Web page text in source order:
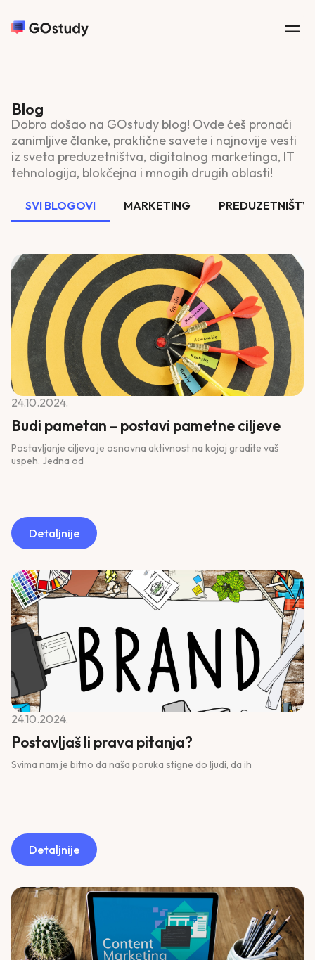
Blog
Dobro došao na GOstudy blog! Ovde ćeš pronaći
zanimljive članke, praktične savete i najnovije vesti
iz sveta preduzetništva, digitalnog marketinga, IT
tehnologija, blokčejna i mnogih drugih oblasti!
SVI BLOGOVI MARKETING
24.10.2024.
Budi pametan – postavi pametne ciljeve
Postavljanje ciljeva je osnovna aktivnost na kojoj gradite vaš
uspeh. Jedna od
Detaljnije
24.10.2024.
Postavljaš li prava pitanja?
Svima nam je bitno da naša poruka stigne do ljudi, da ih
Detaljnije